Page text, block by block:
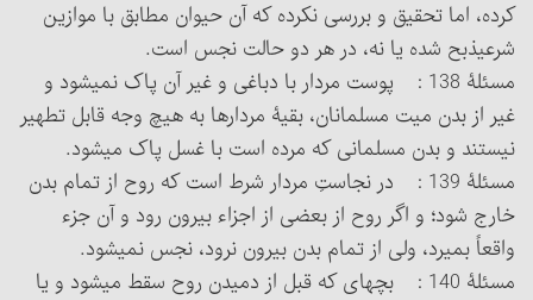
کرده، اما تحقیق و بررسی نکرده که آن حیوان مطابق با موازین
شرعی‏ذبح شده یا نه، در هر دو حالت نجس است.
مسئلۀ 138 : پوست مردار با دباغی و غیر آن پاک نمی‏شود و
غیر از بدن میت مسلمانان، بقیۀ مردارها به هیچ وجه قابل تطهیر
نیستند و بدن مسلمانی که مرده است با غسل پاک می‏شود.
مسئلۀ 139 : در نجاستِ مردار شرط است که روح از تمام بدن
خارج شود؛ و اگر روح از بعضی از اجزاء بیرون رود و آن جزء
واقعاً بمیرد، ولی از تمام بدن بیرون نرود، نجس نمی‏شود.
مسئلۀ 140 : بچه‏ای که قبل از دمیدن روح سقط می‏شود و یا